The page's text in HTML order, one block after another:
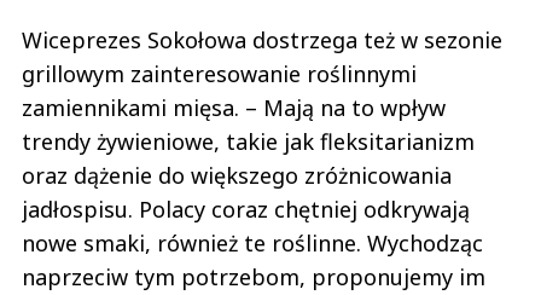
Wiceprezes Sokołowa dostrzega też w sezonie
grillowym zainteresowanie roślinnymi
zamiennikami mięsa. – Mają na to wpływ
trendy żywieniowe, takie jak fleksitarianizm
oraz dążenie do większego zróżnicowania
jadłospisu. Polacy coraz chętniej odkrywają
nowe smaki, również te roślinne. Wychodząc
naprzeciw tym potrzebom, proponujemy im